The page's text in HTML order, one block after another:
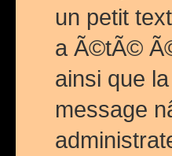
un petit
a Ã©tÃ©
ainsi que
message